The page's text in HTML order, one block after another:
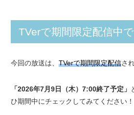
TVerで期間限定配信中で
今回の放送は、TVerで期間限定配信さ
「2026年7月9日（木）7:00終了予定」
ひ期間中にチェックしてみてください！